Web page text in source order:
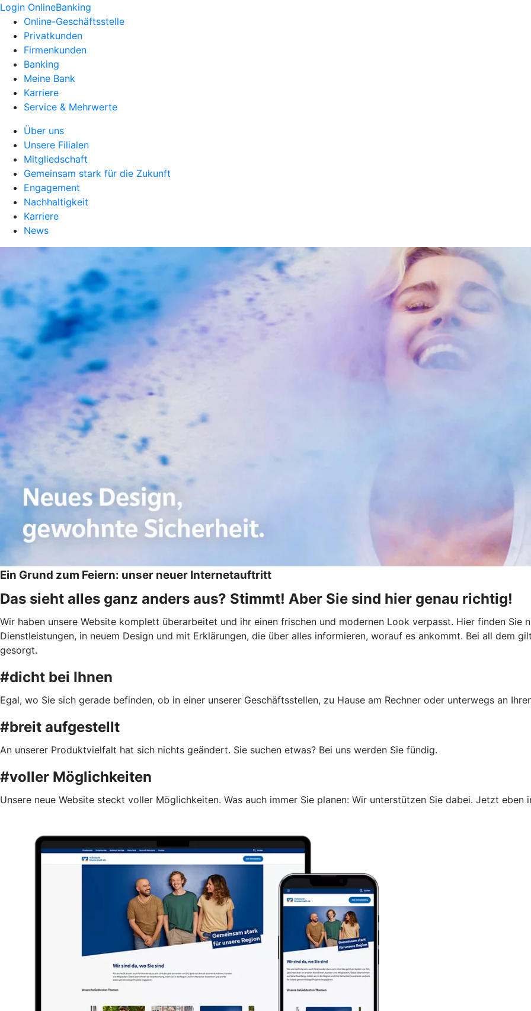
Login OnlineBanking
Online-Geschäftsstelle
Privatkunden
Firmenkunden
Banking
Meine Bank
Karriere
Service & Mehrwerte
Über uns
Unsere Filialen
Mitgliedschaft
Gemeinsam stark für die Zukunft
Engagement
Nachhaltigkeit
Karriere
News
Ein Grund zum Feiern: unser neuer Internetauftritt
Das sieht alles ganz anders aus? Stimmt! Aber Sie sind hier genau richtig!
Wir haben unsere Website komplett überarbeitet und ihr einen frischen und modernen Look verpasst. Hier finden Sie
Dienstleistungen, in neuem Design und mit Erklärungen, die über alles informieren, worauf es ankommt. Bei all dem
gesorgt.
#dicht bei Ihnen
Egal, wo Sie sich gerade befinden, ob in einer unserer Geschäftsstellen, zu Hause am Rechner oder unterwegs an
#breit aufgestellt
An unserer Produktvielfalt hat sich nichts geändert. Sie suchen etwas? Bei uns werden Sie fündig.
#voller Möglichkeiten
Unsere neue Website steckt voller Möglichkeiten. Was auch immer Sie planen: Wir unterstützen Sie dabei. Jetzt eben